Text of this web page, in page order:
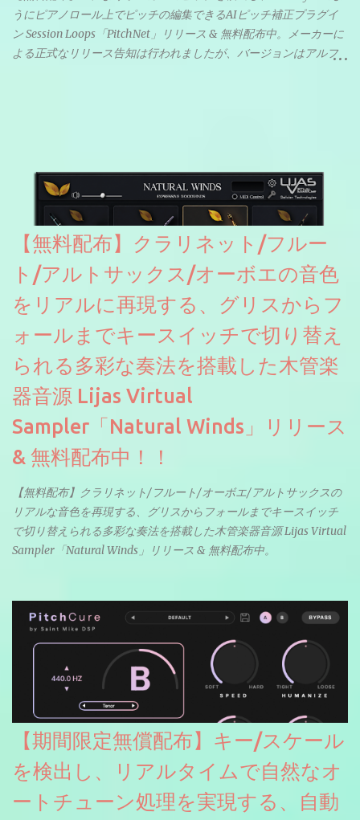
うにピアノロール上でピッチの編集できるAIピッチ補正プラグイ
ン Session Loops「PitchNet」リリース & 無料配布中。メーカーに
よる正式なリリース告知は行われましたが、バージョンはアルフ
ソースを元に設計・改良した製品のようです。
【無料配布】クラリネット/フルー
ト/アルトサックス/オーボエの音色
をリアルに再現する、グリスからフ
ォールまでキースイッチで切り替え
られる多彩な奏法を搭載した木管楽
器音源 Lijas Virtual
Sampler「Natural Winds」リリース
& 無料配布中！！
【無料配布】クラリネット/フルート/オーボエ/アルトサックスの
リアルな音色を再現する、グリスからフォールまでキースイッチ
で切り替えられる多彩な奏法を搭載した木管楽器音源 Lijas Virtual
Sampler「Natural Winds」リリース & 無料配布中。
【期間限定無償配布】キー/スケール
を検出し、リアルタイムで自然なオ
ートチューン処理を実現する、自動